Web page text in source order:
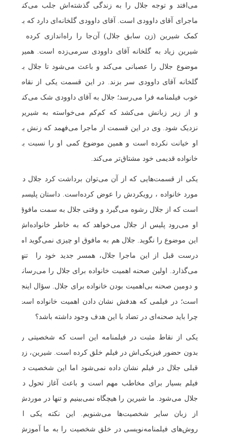
می‌افتد و توجه جلال را به زندگی گذشته‌اش جلب می‌کند
ماجرای آقای داوودی است. آقای داوودی گلخانه‌ای دارد که به
کمک شیرین (زن سابق جلال) آن‌جا را راه‌اندازی کرده و
شیرین زیاد به گلخانه آقای داوودی سرمی‌زده است. همین
موضوع جلال را عصبانی می‌کند و باعث می‌شود تا جلال به
گلخانه آقای داوودی سر بزند. در این قسمت یکی از نقاط
خوب فیلمنامه فرا می‌رسد؛ جلال به آقای داوودی شک می‌کند
و از زیر زبانش می‌کشد که کم‌کم می‌خواسته به شیرین
نزدیک شود. وی در این قسمت از ماجرا می‌فهمد که زنش به
او خیانت نکرده است و همین موضوع کمی او را نسبت به
خانواده قدیمی خود مشتاق‌تر می‌کند.
یکی از قسمت‌هایی که از آن می‌توان برداشت کرد جلال در
مورد خانواده ، رویکردش را عوض کرده‌است. داستان پلیسی
است که از جلال رشوه می‌گیرد و وقتی جلال به سمت مافوق
او می‌رود پلیس از جلال می‌خواهد که به خاطر خانواده‌اش
این موضوع را نگوید. جلال هم به مافوق او چیزی نمی‌گوید اما
درست قبل از این ماجرا جلال، همسر جدید خود را تنها
می‌گذارد. اولین صحنه اهمیت خانواده برای جلال را می‌رساند
و دومین صحنه بی‌اهمیت بودن خانواده برای جلال. سؤال اینجا
است؛ در فیلمی که هدفش نشان دادن اهمیت خانواده است
چرا باید صحنه‌ای در تضاد با این هدف وجود داشته باشد؟
یکی از نقاط مثبت در فیلمنامه این است که شخصیتی را
بدون حضور فیزیکی‌اش در فیلم خلق کرده است. شیرین، زن
قبلی جلال در فیلم نشان داده نمی‌شود اما این شخصیت در
فیلم بسیار برای مخاطب مهم است و باعث آغاز تحول در
جلال می‌شود. ما شیرین را هیچگاه نمی‌بینیم و تنها در موردش
از زبان سایر شخصیت‌ها می‌شنویم. این نکته یکی از
روش‌های فیلمنامه‌نویسی در خلق شخصیت را به ما آموزش